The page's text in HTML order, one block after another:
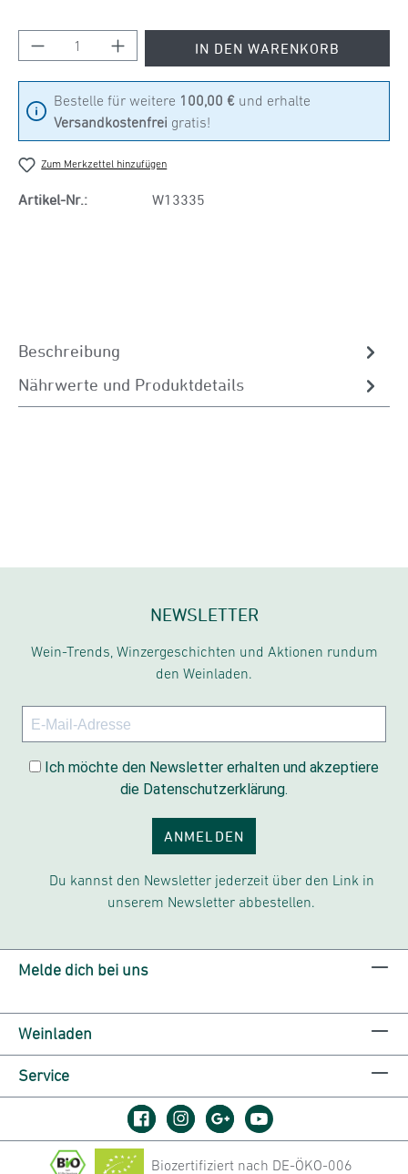
Produkt Anzahl: Gib den gewünschten Wert
IN DEN WARENKORB
Bestelle für weitere 100,00 € und erhalte
Versandkostenfrei gratis!
Zum Merkzettel hinzufügen
Artikel-Nr.: W13335
Beschreibung
Nährwerte und Produktdetails
NEWSLETTER
Wein-Trends, Winzergeschichten und Aktionen rundum
den Weinladen.
Ich möchte den Newsletter erhalten und akzeptiere
die Datenschutzerklärung.
ANMELDEN
Du kannst den Newsletter jederzeit über den Link in
unserem Newsletter abbestellen.
Melde dich bei uns
Weinladen
Service
Biozertifiziert nach DE-ÖKO-006